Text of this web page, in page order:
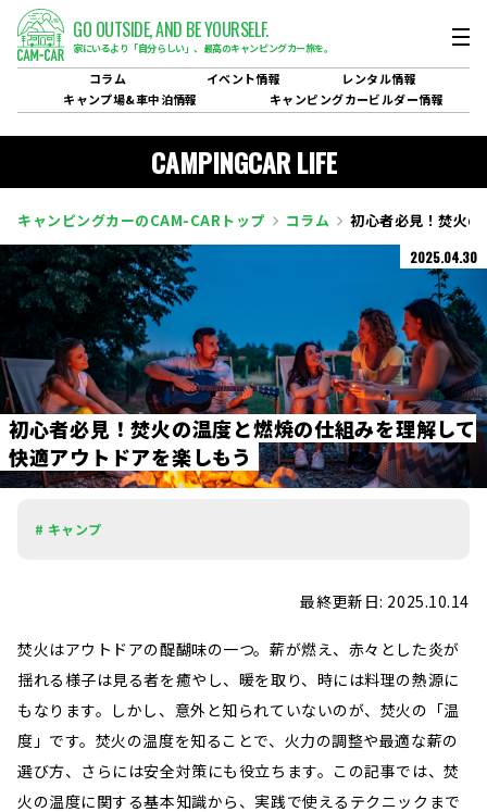
GO OUTSIDE,AND BE YOURSELF.
家にいるより「自分らしい」、 最高のキャンピングカー旅を。
コラム イベント情報 レンタル情報
キャンプ場&車中泊情報 キャンピングカービルダー情報
CAMPINGCAR LIFE
キャンピングカーのCAM-CARトップ コラム 初心者必見！焚火
2025.04.30
初心者必見 ！焚火の温度と燃焼の仕組みを理解して
快適アウ ト ドアを楽しもう
# キャンプ
最終更新日: 2025.10.14
焚火はアウトドアの醍醐味の一つ。薪が燃え、赤々とした炎が
揺れる様子は見る者を癒やし、暖を取り、時には料理の熱源に
もなります。しかし、意外と知られていないのが、焚火の「温
度」です。焚火の温度を知ることで、火力の調整や最適な薪の
選び方、さらには安全対策にも役立ちます。この記事では、焚
火の温度に関する基本知識から、実践で使えるテクニックまで